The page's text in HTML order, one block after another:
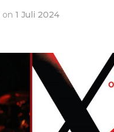
on 1 Juli 2024